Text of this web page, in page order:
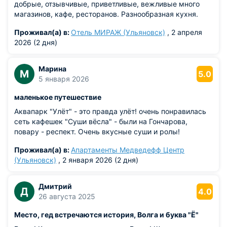
самой широте находятся такие города, как Калуга,
Эдмонтон (Канада); Белфаст (Великобритания).
примерно 80-160 метров над уровнем моря. Причём в
центре (правобережной части) Ульяновска небольшие
подъёмы и спуски встречаются немного чаще, чем в
в широтном — 30 км, в меридианном направлении — 20
км. Необычно большая площадь города (622,46 км⊃2;)
объясняется наличием довольно больших промышленных
зон и Волгой. Ульяновск является крупным транспортным
Уралом. Соседние региональный центры расположены в 3-
5 часах езды если на автомобиле. Расположен Ульяновск
города протекает подземная река Симбирка, впадающая в
Свиягу.
Ульяновск, собственно как и вся область, находятся в
часовом поясе, обозначаемом по международному
добрые, отзывчивые, приветливые, вежливые много
магазинов, кафе, ресторанов. Разнообразная кухня.
Проживал(а) в: Отель МИРАЖ (Ульяновск) , 2 апреля
2026 (2 дня)
М
Марина
5 января 2026
5.0
маленькое путешествие
Аквапарк "Улёт" - это правда улёт! очень понравилась
сеть кафешек "Суши вёсла" - были на Гончарова,
повару - респект. Очень вкусные суши и ролы!
Проживал(а) в:Апартаменты Медведефф Центр
(Ульяновск) , 2 января 2026 (2 дня)
Д
Дмитрий
26 августа 2025
4.0
Место, гед встречаются история, Волга и буква "Ё"